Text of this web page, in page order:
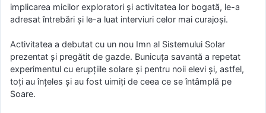
implicarea micilor exploratori și activitatea lor bogată, le-a
adresat întrebări și le-a luat interviuri celor mai curajoși.
Activitatea a debutat cu un nou Imn al Sistemului Solar
prezentat și pregătit de gazde. Bunicuța savantă a repetat
experimentul cu erupțiile solare și pentru noii elevi și, astfel,
toți au înțeles și au fost uimiți de ceea ce se întâmplă pe
Soare.